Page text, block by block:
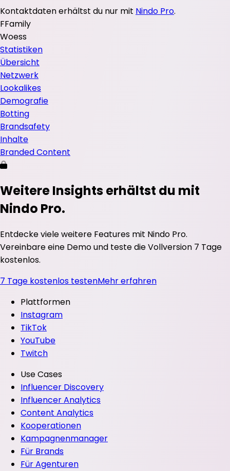
Kontaktdaten erhältst du nur mit Nindo Pro.
FFamily
Woess
Statistiken
Übersicht
Netzwerk
Lookalikes
Demografie
Botting
Brandsafety
Inhalte
Branded Content
Weitere Insights erhältst du mit
Nindo Pro.
Entdecke viele weitere Features mit Nindo Pro.
Vereinbare eine Demo und teste die Vollversion 7 Tage
kostenlos.
7 Tage kostenlos testenMehr erfahren
Plattformen
Instagram
TikTok
YouTube
Twitch
Use Cases
Influencer Discovery
Influencer Analytics
Content Analytics
Kooperationen
Kampagnenmanager
Für Brands
Für Agenturen